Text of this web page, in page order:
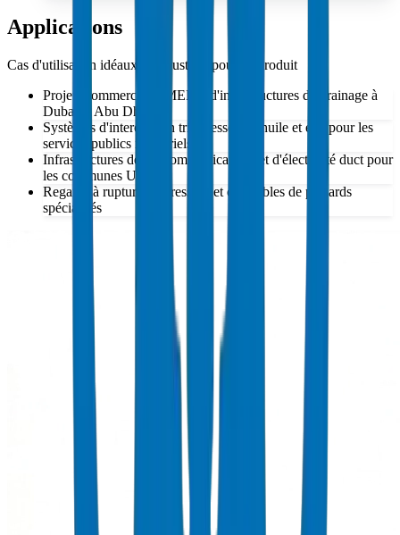
Applications
Cas d'utilisation idéaux et industries pour ce produit
Projets commerciaux MEP et d'infrastructures de drainage à
Dubai et Abu Dhabi
Systèmes d'interception triple essence, huile et eau pour les
services publics industriels
Infrastructures de télécommunications et d'électricité duct pour
les communes UAE
Regards à rupture de pression et ensembles de puisards
spécialisés